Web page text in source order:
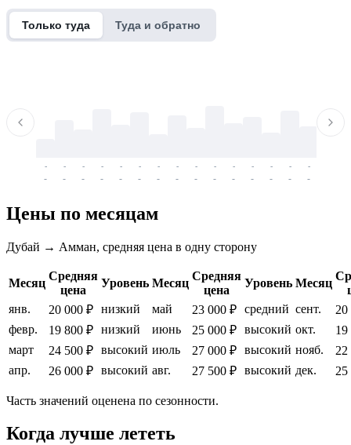
Только туда Туда и обратно
-
-
-
-
-
-
-
-
-
-
-
-
-
-
-
-
-
-
-
-
-
-
-
-
-
-
-
-
-
-
Цены по месяцам
Дубай → Амман, средняя цена в одну сторону
Месяц
Средняя
цена
Уровень Месяц
Средняя
цена
Уровень Месяц
янв.
20 000 ₽ низкий май 23 000 ₽ средний сент.
20
февр.
19 800 ₽ низкий июнь 25 000 ₽ высокий окт.
19
март
24 500 ₽ высокий июль 27 000 ₽ высокий нояб.
22
апр.
26 000 ₽ высокий авг. 27 500 ₽ высокий дек. 25
Часть значений оценена по сезонности.
Когда лучше лететь